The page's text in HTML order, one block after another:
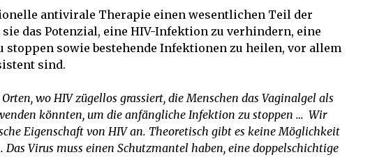
antivirale Therapie einen wesentlichen Teil der
das Potenzial, eine HIV-Infektion zu verhindern, eine
sowie bestehende Infektionen zu heilen, vor allem
sind.
wo HIV zügellos grassiert, die Menschen das Vaginalgel als
könnten, um die anfängliche Infektion zu stoppen … Wir
Eigenschaft von HIV an. Theoretisch gibt es keine Möglichkeit
Das Virus muss einen Schutzmantel haben, eine doppelschichtige